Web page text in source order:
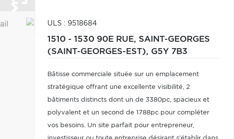
ULS : 9518684
1510 - 1530 90E RUE, SAINT-GEORGES
(SAINT-GEORGES-EST), G5Y 7B3
Bâtisse commerciale située sur un emplacement
stratégique offrant une excellente visibilité, 2
bâtiments distincts dont un de 3380pc, spacieux et
polyvalent et un second de 1788pc pour compléter
vos besoins. Un site parfait pour entrepreneur,